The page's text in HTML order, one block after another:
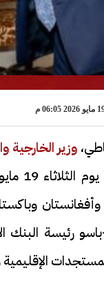
وزير الخارجية
الإقليمية